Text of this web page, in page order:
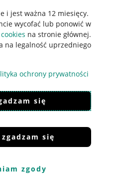
i jest ważna 12 miesięcy.
wycofać lub ponowić w
na stronie głównej.
na legalność uprzedniego
ochrony prywatności
się
się
zgody
akceptacjęregulaminu